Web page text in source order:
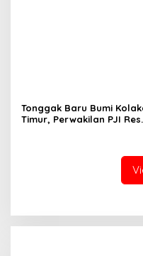
Tonggak Baru Bumi
Timur, Perwakilan PJI